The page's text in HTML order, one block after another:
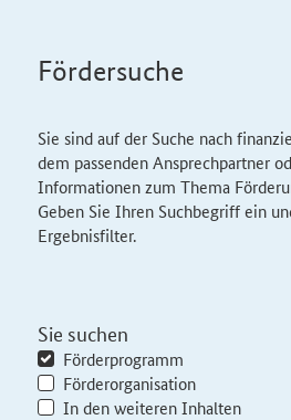
Fördersuche
Sie sind auf der Suche nach
dem passenden Ansprechpartner
Informationen zum Thema
Geben Sie Ihren Suchbegriff ein
Ergebnisfilter.
Sie suchen
Förderprogramm
Förderorganisation
In den weiteren Inhalten